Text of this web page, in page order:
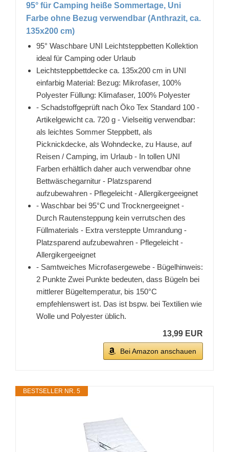
95° für Camping heiße Sommertage, Uni
Farbe ohne Bezug verwendbar (Anthrazit, ca.
135x200 cm)
95° Waschbare UNI Leichtsteppbetten Kollektion
ideal für Camping oder Urlaub
Leichtsteppbettdecke ca. 135x200 cm in UNI
einfarbig Material: Bezug: Mikrofaser, 100%
Polyester Füllung: Klimafaser, 100% Polyester
- Schadstoffgeprüft nach Öko Tex Standard 100 -
Artikelgewicht ca. 720 g - Vielseitig verwendbar:
als leichtes Sommer Steppbett, als
Picknickdecke, als Wohndecke, zu Hause, auf
Reisen / Camping, im Urlaub - In tollen UNI
Farben erhältlich daher auch verwendbar ohne
Bettwäschegarnitur - Platzsparend
aufzubewahren - Pflegeleicht - Allergikergeeignet
- Waschbar bei 95°C und Trocknergeeignet -
Durch Rautensteppung kein verrutschen des
Füllmaterials - Extra versteppte Umrandung -
Platzsparend aufzubewahren - Pflegeleicht -
Allergikergeeignet
- Samtweiches Microfasergewebe - Bügelhinweis:
2 Punkte Zwei Punkte bedeuten, dass Bügeln bei
mittlerer Bügeltemperatur, bis 150°C
empfehlenswert ist. Das ist bspw. bei Textilien wie
Wolle und Polyester üblich.
13,99 EUR
Bei Amazon anschauen
BESTSELLER NR. 5